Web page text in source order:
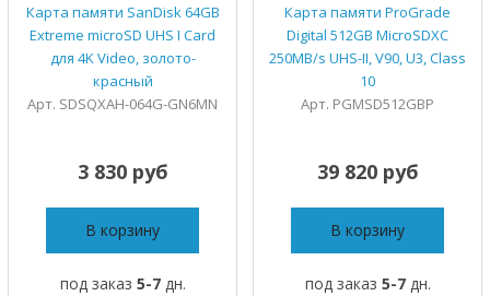
Карта памяти SanDisk 64GB
Extreme microSD UHS I Card
для 4K Video, золото-
красный
Арт. SDSQXAH-064G-GN6MN
3 830 руб
В корзину
под заказ 5-7дн.
Карта памяти ProGrade
Digital 512GB MicroSDXC
250MB/s UHS-II, V90, U3, Class
10
Арт. PGMSD512GBP
39 820 руб
В корзину
под заказ 5-7дн.